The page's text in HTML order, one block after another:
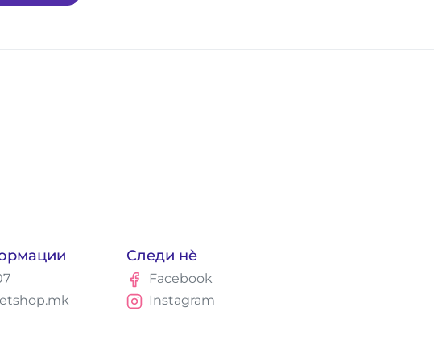
Следи нè
Facebook
Instagram